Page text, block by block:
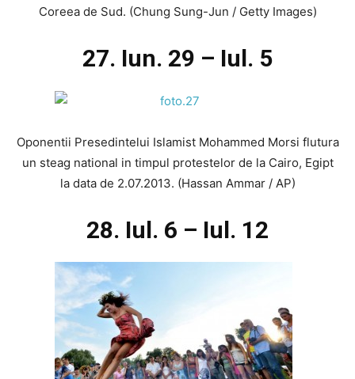
Coreea de Sud. (Chung Sung-Jun / Getty Images)
27. Iun. 29 – Iul. 5
Oponentii Presedintelui Islamist Mohammed Morsi flutura
un steag national in timpul protestelor de la Cairo, Egipt
la data de 2.07.2013. (Hassan Ammar / AP)
28. Iul. 6 – Iul. 12